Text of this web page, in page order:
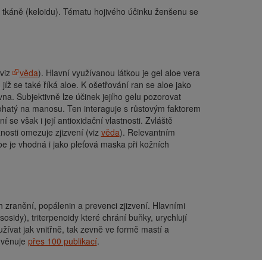
(keloidu). Tématu hojivého účinku ženšenu se
věda). Hlavní využívanou látkou je gel aloe vera
se také říká aloe. K ošetřování ran se aloe jako
Subjektivně lze účinek jejího gelu pozorovat
na manosu. Ten interaguje s růstovým faktorem
se však i její antioxidační vlastnosti. Zvláště
omezuje zjizvení (viz věda). Relevantním
je vhodná i jako pleťová maska při kožních
popálenin a prevenci zjizvení. Hlavními
triterpenoidy které chrání buňky, urychlují
jak vnitřně, tak zevně ve formě mastí a
přes 100 publikací.